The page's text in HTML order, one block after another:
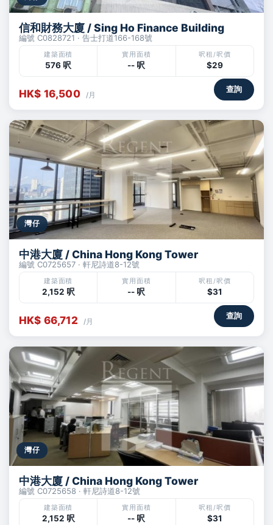
信和財務大廈 / Sing Ho Finance Building
編號 C0828721 · 告士打道166-168號
建築面積
576 呎
實用面積
-- 呎
呎租/呎價
$29
HK$ 16,500 /月
查詢
灣仔
中港大廈 / China Hong Kong Tower
編號 C0725657 · 軒尼詩道8-12號
建築面積
2,152 呎
實用面積
-- 呎
呎租/呎價
$31
HK$ 66,712 /月
查詢
灣仔
中港大廈 / China Hong Kong Tower
編號 C0725658 · 軒尼詩道8-12號
建築面積
2,152 呎
實用面積
-- 呎
呎租/呎價
$31